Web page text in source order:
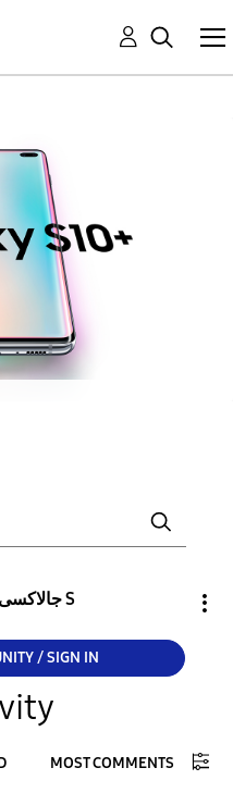
جالاكسى S
/ SIGN IN
MOST COMMENTS